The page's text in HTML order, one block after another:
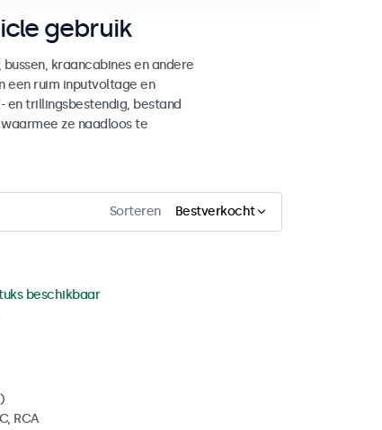
gebruik
kraancabines en andere
een ruim inputvoltage en
en trillingsbestendig, bestand
ze naadloos te
Sorteren Bestverkocht
beschikbaar
RCA